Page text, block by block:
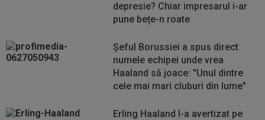
depresie? Chiar impresarul i-ar
pune bețe-n roate
Șeful Borussiei a spus direct
numele echipei unde vrea
Haaland să joace: "Unul dintre
cele mai mari cluburi din lume"
Erling Haaland l-a avertizat pe